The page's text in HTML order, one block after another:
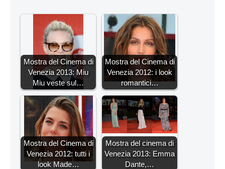
Mostra del Cinema di
Venezia 2013: Miu
Miu veste sul…
Mostra del Cinema di
Venezia 2012: i look
romantici…
Mostra del Cinema di
Venezia 2012: tutti i
look Made…
Mostra del cinema di
Venezia 2013: Emma
Dante,…